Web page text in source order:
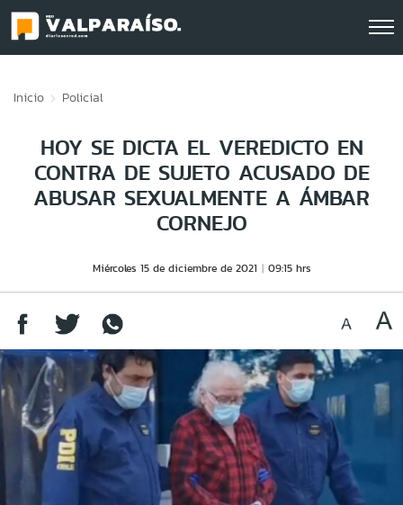
Inicio Policial
HOY SE DICTA EL VEREDICTO EN
CONTRA DE SUJETO ACUSADO DE
ABUSAR SEXUALMENTE A ÁMBAR
CORNEJO
Miércoles 15 de diciembre de 2021 09:15 hrs